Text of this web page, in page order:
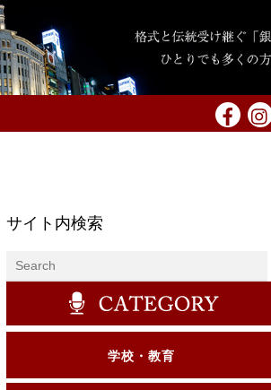
サイト内検索
学校・教育